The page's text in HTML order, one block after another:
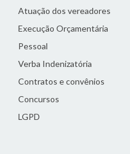
Atuação dos vereadores
Execução Orçamentária
Pessoal
Verba Indenizatória
Contratos e convênios
Concursos
LGPD